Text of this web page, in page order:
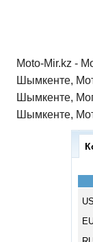
Moto-Mir.kz -
Шымкенте,
Шымкенте,
Шымкенте,